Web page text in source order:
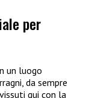
per
un luogo
da sempre
qui con la